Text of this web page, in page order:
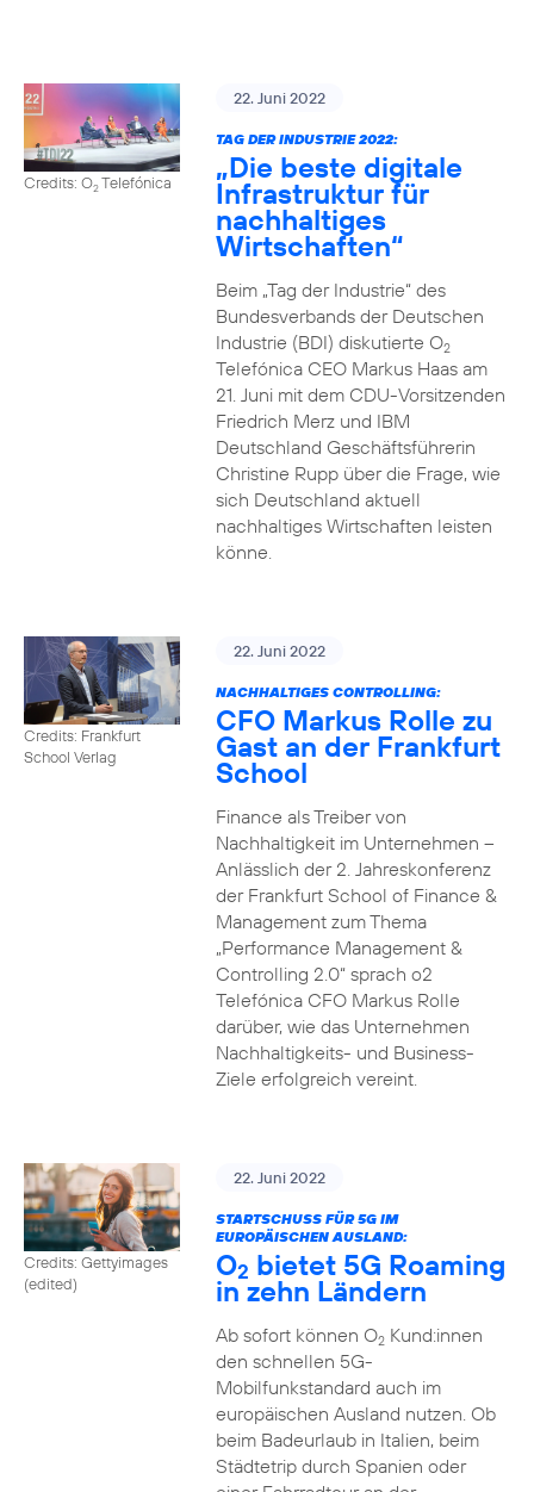
Credits: O2Telefónica
22. Juni 2022
TAG DER INDUSTRIE 2022:
„Die beste digitale
Infrastruktur für
nachhaltiges
Wirtschaften“
Beim „Tag der Industrie“ des
Bundesverbands der Deutschen
Industrie (BDI) diskutierte O2
Telefónica CEO Markus Haas am
21. Juni mit dem CDU-Vorsitzenden
Friedrich Merz und IBM
Deutschland Geschäftsführerin
Christine Rupp über die Frage, wie
sich Deutschland aktuell
nachhaltiges Wirtschaften leisten
könne.
Credits: Frankfurt
School Verlag
22. Juni 2022
NACHHALTIGES CONTROLLING:
CFO Markus Rolle zu
Gast an der Frankfurt
School
Finance als Treiber von
Nachhaltigkeit im Unternehmen –
Anlässlich der 2. Jahreskonferenz
der Frankfurt School of Finance &
Management zum Thema
„Performance Management &
Controlling 2.0“ sprach o2
Telefónica CFO Markus Rolle
darüber, wie das Unternehmen
Nachhaltigkeits- und Business-
Ziele erfolgreich vereint.
Credits: Gettyimages
(edited)
22. Juni 2022
STARTSCHUSS FÜR 5G IM
EUROPÄISCHEN AUSLAND:
O2 bietet 5G Roaming
in zehn Ländern
Ab sofort können O2Kund:innen
den schnellen 5G-
Mobilfunkstandard auch im
europäischen Ausland nutzen. Ob
beim Badeurlaub in Italien, beim
Städtetrip durch Spanien oder